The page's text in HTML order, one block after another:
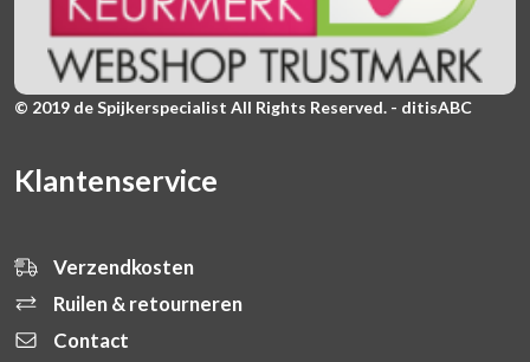
© 2019 de Spijkerspecialist All Rights Reserved. - ditisABC
Klantenservice
Verzendkosten
Ruilen & retourneren
Contact